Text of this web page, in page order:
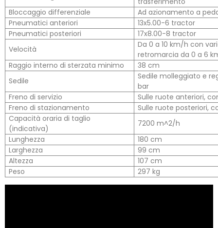
Bloccaggio differenziale
Ad azionamento a
Pneumatici anteriori
13x5.00-6 tractor
Pneumatici posteriori
17x8.00-8 tractor
Velocità
Da 0 a 10 km/h con
retromarcia da 0 a 6
Raggio interno di sterzata minimo
38 cm
Sedile
Sedile molleggiato e
bar
Freno di servizio
Sulle ruote anteriori,
Freno di stazionamento
Sulle ruote posteriori,
Capacità oraria di taglio
(indicativa)
7200 m^2/h
Lunghezza
180 cm
Larghezza
99 cm
Altezza
107 cm
Peso
297 kg